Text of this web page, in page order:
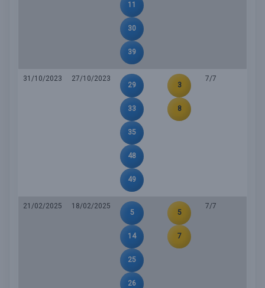
11
30
39
31/10/2023
27/10/2023
29
33
35
48
49
3
8
7/7
21/02/2025
18/02/2025
5
14
25
26
5
7
7/7